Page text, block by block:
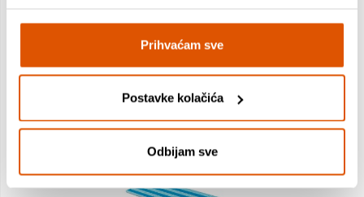
Prihvaćam sve
Postavke kolačića
Odbijam sve
MOGLO BI VAS ZANIMATI I OVO